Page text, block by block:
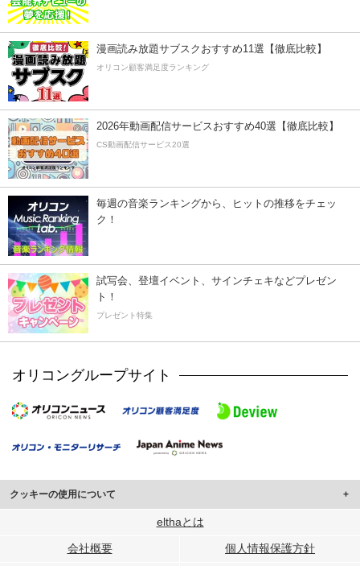
漫画読み放題サブスクおすすめ11選【徹底比較】
オリコン顧客満足度ランキング
2026年動画配信サービスおすすめ40選【徹底比較】
CS動画配信サービス20選
毎週の音楽ランキングから、ヒットの推移をチェッ
ク！
試写会、登壇イベント、サインチェキなどプレゼン
ト！
プレゼント特集
オリコングループサイト
クッキーの使用について
このサイトでは Cookie を使用して、ユーザーに合わせたコンテンツや広告の
行っています。
elthaとは
会社概要 個人情報保護方針